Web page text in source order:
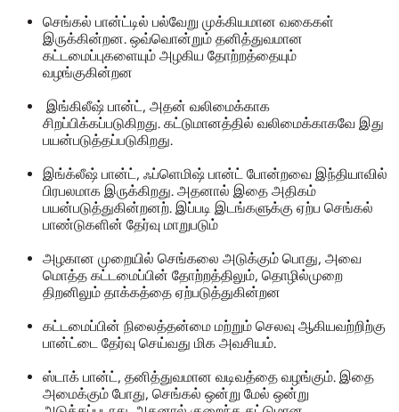
செங்கல் பான்ட்டில் பல்வேறு முக்கியமான வகைகள்
இருக்கின்றன. ஒவ்வொன்றும் தனித்துவமான
கட்டமைப்புகளையும் அழகிய தோற்றத்தையும்
வழங்குகின்றன
இங்கிலீஷ் பான்ட், அதன் வலிமைக்காக
சிறப்பிக்கப்படுகிறது. கட்டுமானத்தில் வலிமைக்காகவே இது
பயன்படுத்தப்படுகிறது.
இங்க்லீஷ் பான்ட், ஃப்ளெமிஷ் பான்ட் போன்றவை இந்தியாவில்
பிரபலமாக இருக்கிறது. அதனால் இதை அதிகம்
பயன்படுத்துகின்றனற். இப்படி இடங்களுக்கு ஏற்ப செங்கல்
பாண்டுகளின் தேர்வு மாறுபடும்
அழகான முறையில் செங்கலை அடுக்கும் பொது, அவை
மொத்த கட்டமைப்பின் தோற்றத்திலும், தொழில்முறை
திறனிலும் தாக்கத்தை ஏற்படுத்துகின்றன
கட்டமைப்பின் நிலைத்தன்மை மற்றும் செலவு ஆகியவற்றிற்கு
பான்ட்டை தேர்வு செய்வது மிக அவசியம்.
ஸ்டாக் பான்ட், தனித்துவமான வடிவத்தை வழங்கும். இதை
அமைக்கும் போது, செங்கல் ஒன்று மேல் ஒன்று